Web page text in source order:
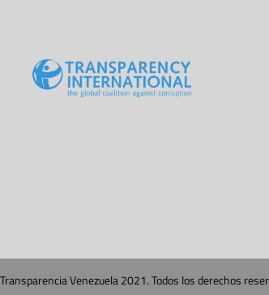
Transparencia Venezuela 2021. Todos los derechos